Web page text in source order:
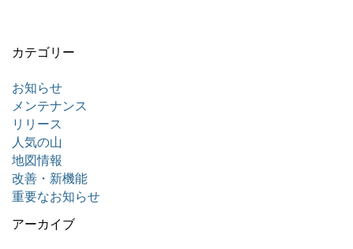
カテゴリー
お知らせ
メンテナンス
リリース
人気の山
地図情報
改善・新機能
重要なお知らせ
アーカイブ